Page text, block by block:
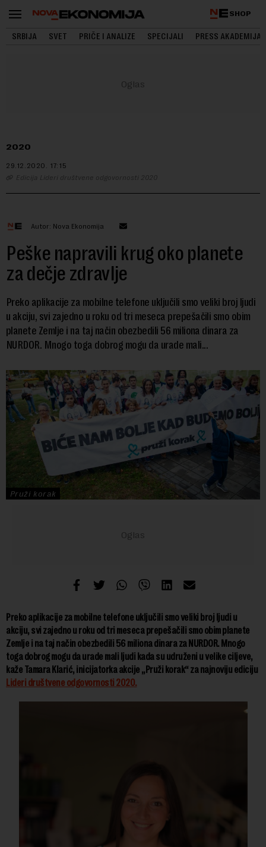
SHOP
SRBIJA SVET PRIČE I ANALIZE SPECIJALI PRESS AKADEMIJA
2020
29.12.2020. 17:15
Edicija Lideri društvene odgovornosti 2020
Autor: Nova Ekonomija
Peške napravili krug oko planete
za dečje zdravlje
Preko aplikacije za mobilne telefone uključili smo veliki broj ljudi
u akciju, svi zajedno u roku od tri meseca prepešačili smo obim
planete Zemlje i na taj način obezbedili 56 miliona dinara za
NURDOR. Mnogo toga dobrog mogu da urade mali...
Pruži korak
Preko aplikacije za mobilne telefone uključili smo veliki broj ljudi u
akciju, svi zajedno u roku od tri meseca prepešačili smo obim planete
Zemlje i na taj način obezbedili 56 miliona dinara za NURDOR. Mnogo
toga dobrog mogu da urade mali ljudi kada su udruženi u velike ciljeve,
kaže Tamara Klarić, inicijatorka akcije „Pruži korak“ za najnoviju ediciju
Lideri društvene odgovornosti 2020.